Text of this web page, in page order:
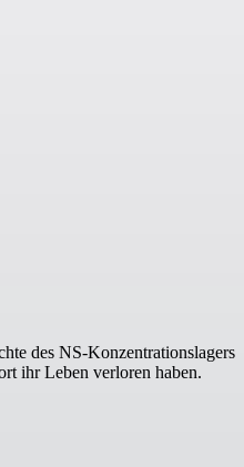
des NS-Konzentrationslagers
ihr Leben verloren haben.